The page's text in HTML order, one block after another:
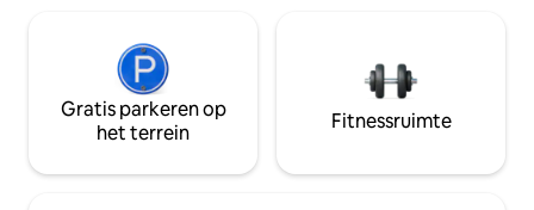
Gratis parkeren op
het terrein
Fitnessruimte